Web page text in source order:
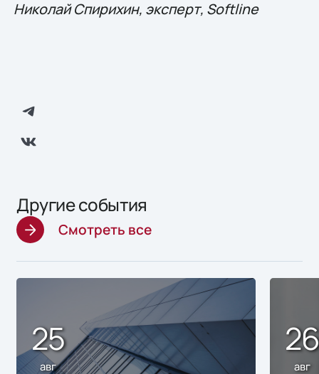
Николай Спирихин, эксперт, Softline
Другие события
Смотреть все
25
авг авг